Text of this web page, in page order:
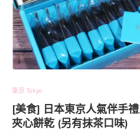
東京 Tokyo
[美食] 日本東京人氣伴手
夾心餅乾 (另有抹茶口味)